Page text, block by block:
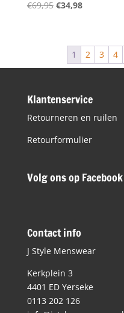
€69,95 Oorspronkelijke
€69,95.
€34,98Huidige
€34,98.
1 2 3 4
Klantenservice
Retourneren en ruilen
Retourformulier
Volg ons op Facebook
Contact info
J Style Menswear
Kerkplein 3
4401 ED Yerseke
0113 202 126